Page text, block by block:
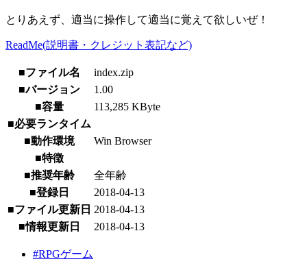
とりあえず、適当に操作して適当に覚えて欲しいぜ！
ReadMe(説明書・クレジット表記など)
■ファイル名
index.zip
■バージョン
1.00
■容量
113,285 KByte
■必要ランタイム
■動作環境
Win Browser
■特徴
■推奨年齢
全年齢
■登録日
2018-04-13
■ファイル更新日 2018-04-13
■情報更新日
2018-04-13
#RPGゲーム